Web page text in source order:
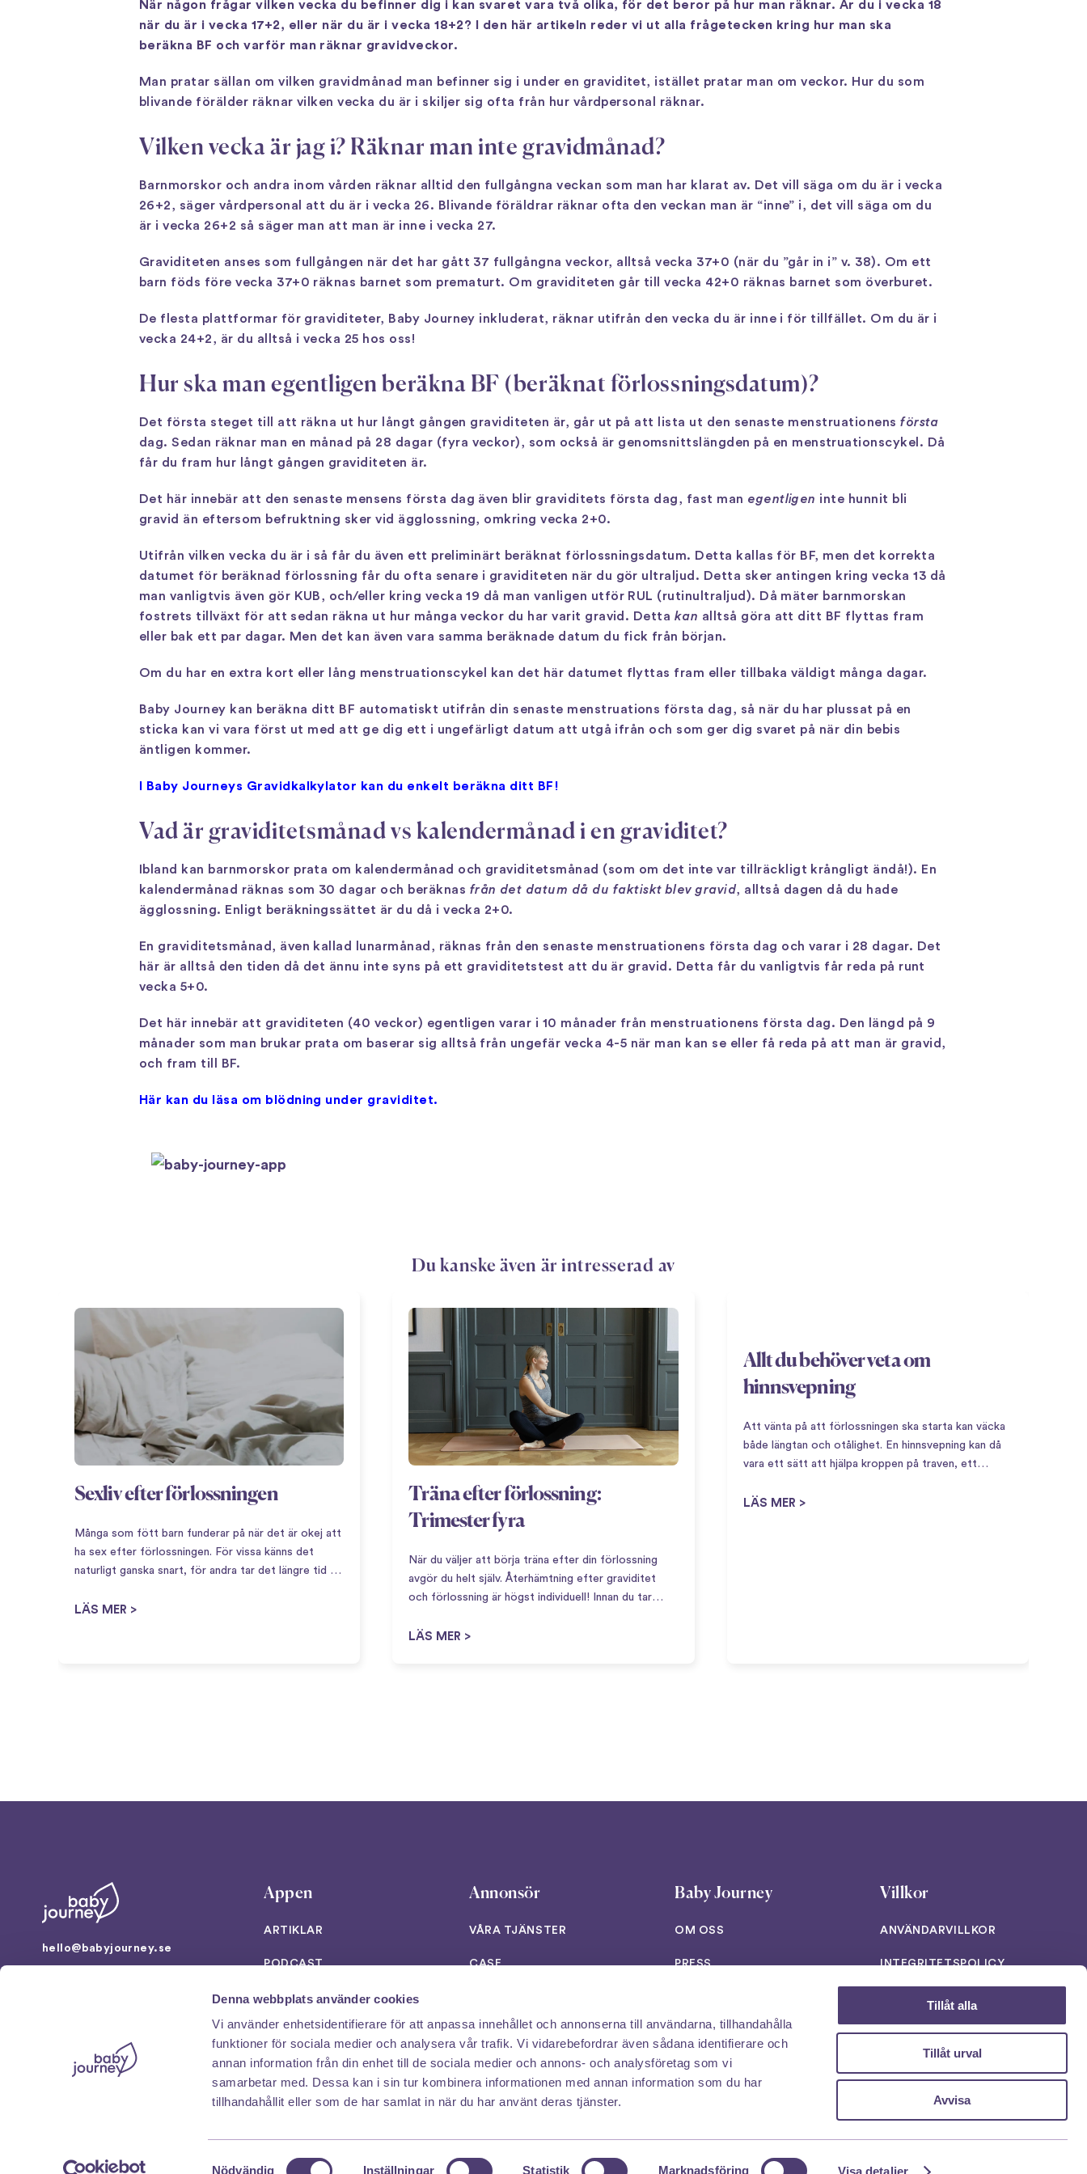
Denna webbplats använder cookies
Vi använder enhetsidentifierare för att anpassa innehållet och annonserna till användarna, tillhandahålla
funktioner för sociala medier och analysera vår trafik. Vi vidarebefordrar även sådana identifierare och
annan information från din enhet till de sociala medier och annons- och analysföretag som vi
samarbetar med. Dessa kan i sin tur kombinera informationen med annan information som du har
tillhandahållit eller som de har samlat in när du har använt deras tjänster.
Samtyckesval
Nödvändig Inställningar Statistik Marknadsföring Visa detaljer
Tillåt alla
Tillåt urval
Avvisa
När någon frågar vilken vecka du befinner dig i kan svaret vara två olika, för det beror på hur man räknar. Är du i vecka 18
när du är i vecka 17+2, eller när du är i vecka 18+2? I den här artikeln reder vi ut alla frågetecken kring hur man ska
beräkna BF och varför man räknar gravidveckor.
Man pratar sällan om vilken gravidmånad man befinner sig i under en graviditet, istället pratar man om veckor. Hur du som
blivande förälder räknar vilken vecka du är i skiljer sig ofta från hur vårdpersonal räknar.
Vilken vecka är jag i? Räknar man inte gravidmånad?
Barnmorskor och andra inom vården räknar alltid den fullgångna veckan som man har klarat av. Det vill säga om du är i vecka
26+2, säger vårdpersonal att du är i vecka 26. Blivande föräldrar räknar ofta den veckan man är “inne” i, det vill säga om du
är i vecka 26+2 så säger man att man är inne i vecka 27.
Graviditeten anses som fullgången när det har gått 37 fullgångna veckor, alltså vecka 37+0 (när du ”går in i” v. 38). Om ett
barn föds före vecka 37+0 räknas barnet som prematurt. Om graviditeten går till vecka 42+0 räknas barnet som överburet.
De flesta plattformar för graviditeter, Baby Journey inkluderat, räknar utifrån den vecka du är inne i för tillfället. Om du är i
vecka 24+2, är du alltså i vecka 25 hos oss!
Hur ska man egentligen beräkna BF (beräknat förlossningsdatum)?
Det första steget till att räkna ut hur långt gången graviditeten är, går ut på att lista ut den senaste menstruationensförsta
dag. Sedan räknar man en månad på 28 dagar (fyra veckor), som också är genomsnittslängden på en menstruationscykel. Då
får du fram hur långt gången graviditeten är.
Det här innebär att den senaste mensens första dag även blir graviditets första dag, fast man egentligen inte hunnit bli
gravid än eftersom befruktning sker vid ägglossning, omkring vecka 2+0.
Utifrån vilken vecka du är i så får du även ett preliminärt beräknat förlossningsdatum. Detta kallas för BF, men det korrekta
datumet för beräknad förlossning får du ofta senare i graviditeten när du gör ultraljud. Detta sker antingen kring vecka 13 då
man vanligtvis även gör KUB, och/eller kring vecka 19 då man vanligen utför RUL (rutinultraljud). Då mäter barnmorskan
fostrets tillväxt för att sedan räkna ut hur många veckor du har varit gravid. Detta kan alltså göra att ditt BF flyttas fram
eller bak ett par dagar. Men det kan även vara samma beräknade datum du fick från början.
Om du har en extra kort eller lång menstruationscykel kan det här datumet flyttas fram eller tillbaka väldigt många dagar.
Baby Journey kan beräkna ditt BF automatiskt utifrån din senaste menstruations första dag, så när du har plussat på en
sticka kan vi vara först ut med att ge dig ett i ungefärligt datum att utgå ifrån och som ger dig svaret på när din bebis
äntligen kommer.
I Baby Journeys Gravidkalkylator kan du enkelt beräkna ditt BF!
Vad är graviditetsmånad vs kalendermånad i en graviditet?
Ibland kan barnmorskor prata om kalendermånad och graviditetsmånad (som om det inte var tillräckligt krångligt ändå!). En
kalendermånad räknas som 30 dagar och beräknas från det datum då du faktiskt blev gravid, alltså dagen då du hade
ägglossning. Enligt beräkningssättet är du då i vecka 2+0.
En graviditetsmånad, även kallad lunarmånad, räknas från den senaste menstruationens första dag och varar i 28 dagar. Det
här är alltså den tiden då det ännu inte syns på ett graviditetstest att du är gravid. Detta får du vanligtvis får reda på runt
vecka 5+0.
Det här innebär att graviditeten (40 veckor) egentligen varar i 10 månader från menstruationens första dag. Den längd på 9
månader som man brukar prata om baserar sig alltså från ungefär vecka 4-5 när man kan se eller få reda på att man är gravid,
och fram till BF.
Här kan du läsa om blödning under graviditet.
Du kanske även är intresserad av
Sexliv efter förlossningen
Många som fött barn funderar på när det är okej att
ha sex efter förlossningen. För vissa känns det
naturligt ganska snart, för andra tar det längre tid –
omställning,…
LÄS MER >
Träna efter förlossning:
Trimester fyra
När du väljer att börja träna efter din förlossning
avgör du helt själv. Återhämtning efter graviditet
och förlossning är högst individuell! Innan du tar
vara bra att definiera vad som menas…
LÄS MER >
Allt du behöver veta om
hinnsvepning
Att vänta på att förlossningen ska starta kan väcka
både längtan och otålighet. En hinnsvepning kan då
vara ett sätt att hjälpa kroppen på traven, ett
kroppen börjar bli redo. Vad är en hinnsvepning?…
LÄS MER >
hello@babyjourney.se
DE
Appen
ARTIKLAR
PODCAST
VERKTYG
SUPPORT
Annonsör
VÅRA TJÄNSTER
CASE
B2B NYHETSBREV
Baby Journey
OM OSS
PRESS
KONTAKT
Villkor
ANVÄNDARVILLKOR
INTEGRITETSPOLICY
Ladda ner vår app!